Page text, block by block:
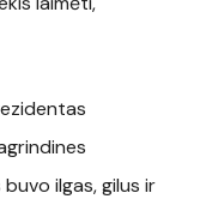
ilgas, gilus ir